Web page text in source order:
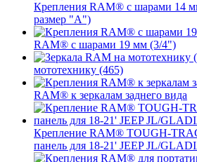
Крепления RAM® с шарами 14
размер "A")
RAM® с шарами 19 мм (3/4")
мототехнику (465)
RAM® к зеркалам заднего вида
Крепление RAM® TOUGH-
панель для 18-21' JEEP JL/